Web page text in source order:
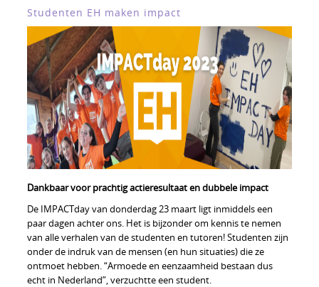
Studenten EH maken impact
Dankbaar voor prachtig actieresultaat en dubbele impact
De IMPACTday van donderdag 23 maart ligt inmiddels een
paar dagen achter ons. Het is bijzonder om kennis te nemen
van alle verhalen van de studenten en tutoren! Studenten zijn
onder de indruk van de mensen (en hun situaties) die ze
ontmoet hebben. “Armoede en eenzaamheid bestaan dus
echt in Nederland”, verzuchtte een student.